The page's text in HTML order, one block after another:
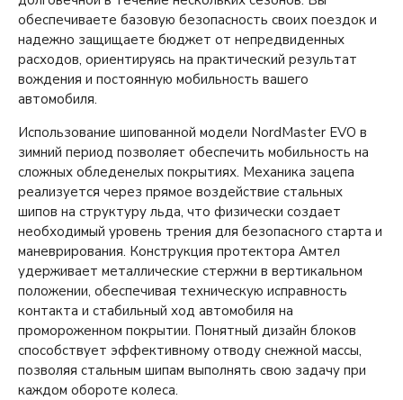
обеспечиваете базовую безопасность своих поездок и
надежно защищаете бюджет от непредвиденных
расходов, ориентируясь на практический результат
вождения и постоянную мобильность вашего
автомобиля.
Использование шипованной модели NordMaster EVO в
зимний период позволяет обеспечить мобильность на
сложных обледенелых покрытиях. Механика зацепа
реализуется через прямое воздействие стальных
шипов на структуру льда, что физически создает
необходимый уровень трения для безопасного старта и
маневрирования. Конструкция протектора Амтел
удерживает металлические стержни в вертикальном
положении, обеспечивая техническую исправность
контакта и стабильный ход автомобиля на
промороженном покрытии. Понятный дизайн блоков
способствует эффективному отводу снежной массы,
позволяя стальным шипам выполнять свою задачу при
каждом обороте колеса.